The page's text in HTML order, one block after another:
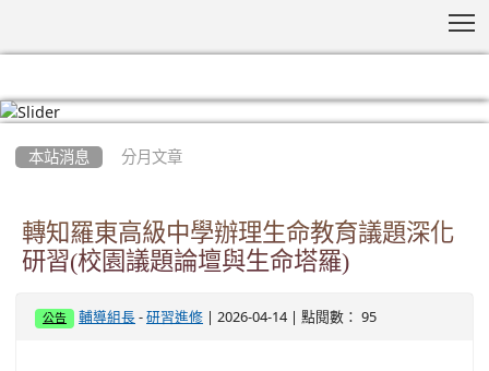
本站消息 分月文章
轉知羅東高級中學辦理生命教育議題深化
研習(校園議題論壇與生命塔羅)
公告 輔導組長 -研習進修 | 2026-04-14 | 點閱數： 95